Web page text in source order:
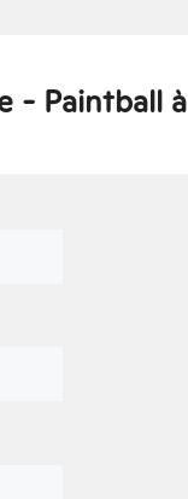
- Paintball à